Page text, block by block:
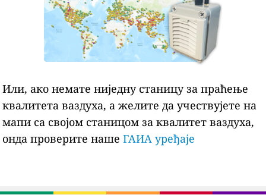
Или, ако немате ниједну станицу за праћење
квалитета ваздуха, а желите да учествујете на
мапи са својом станицом за квалитет ваздуха,
онда проверите нашеГАИА уређаје